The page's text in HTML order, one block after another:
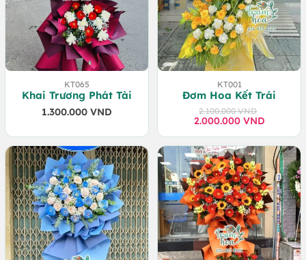
KT065
Khai Trương Phát Tài
1.300.000 VND
KT001
Đơm Hoa Kết Trái
2.100.000VND
Giá
2.100.000 VND.
2.000.000 VND
Giá
là:
2.000.000 VND.